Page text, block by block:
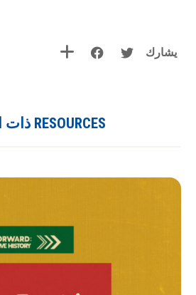
يشارك
RESOURCES ذات الصلة